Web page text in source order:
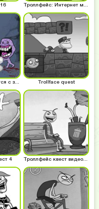
Троллфейс: Интернет мемы
Троллфейс борются с зомби Trollface quest
4